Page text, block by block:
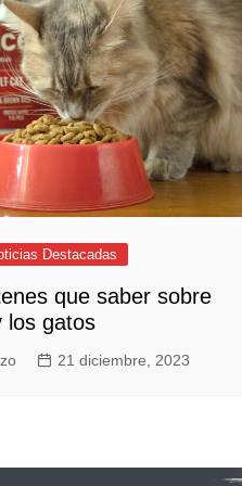
y Negocios
Destacadas
que saber sobre
los gatos
21 diciembre, 2023